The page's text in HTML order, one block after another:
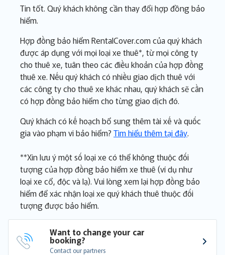
Tin tốt. Quý khách không cần thay đổi hợp đồng bảo
hiểm.
Hợp đồng bảo hiểm RentalCover.com của quý khách
được áp dụng với mọi loại xe thuê*, từ mọi công ty
cho thuê xe, tuân theo các điều khoản của hợp đồng
thuê xe. Nếu quý khách có nhiều giao dịch thuê với
các công ty cho thuê xe khác nhau, quý khách sẽ cần
có hợp đồng bảo hiểm cho từng giao dịch đó.
Quý khách có kế hoạch bổ sung thêm tài xế và quốc
gia vào phạm vi bảo hiểm? Tìm hiểu thêm tại đây.
**Xin lưu ý một số loại xe có thể không thuộc đối
tượng của hợp đồng bảo hiểm xe thuê (ví dụ như
loại xe cổ, độc và lạ). Vui lòng xem lại hợp đồng bảo
hiểm để xác nhận loại xe quý khách thuê thuộc đối
tượng được bảo hiểm.
Want to change your car
booking?
Contact our partners